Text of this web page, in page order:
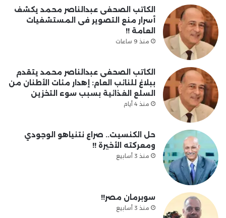
الكاتب الصحفى عبدالناصر محمد يكشف
أسرار منع التصوير فى المستشفيات
العامة !!
منذ 9 ساعات
الكاتب الصحفى عبدالناصر محمد يتقدم
ببلاغ للنائب العام: إهدار مئات الأطنان من
السلع الغذائية بسبب سوء التخزين
منذ 4 أيام
حل الكنسيت.. صراع نتنياهو الوجودي
ومعركته الأخيرة !!
منذ 3 أسابيع
سوبرمان مصر!!
منذ 3 أسابيع